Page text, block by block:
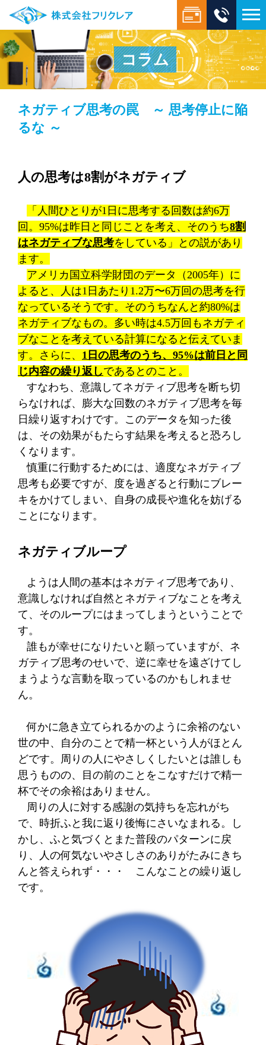
コラム
ネガティブ思考の罠 ～ 思考停止に陥
るな ～
人の思考は8割がネガティブ
「人間ひとりが1 日に思考する回数は約6万
回。 95%は昨日と同じことを考え、そのうち8割
はネガティブな思考をしている」との説があり
ます。
アメリカ国立科学財団のデータ（2005年）に
よると、人は1 日あたり 1.2万〜6万回の思考を行
なっているそうです。そのうちなんと約80%は
ネガティブなもの。多い時は4.5万回もネガティ
ブなことを考えている計算になると伝えていま
す。さらに、 1 日の思考のうち、 95%は前日と同
じ内容の繰り返しであるとのこと。
すなわち、意識してネガティブ思考を断ち切
らなければ、膨大な回数のネガティブ思考を毎
日繰り返すわけです。このデータを知った後
は、その効果がもたらす結果を考えると恐ろし
くなります。
慎重に行動するためには、適度なネガティブ
思考も必要ですが、度を過ぎると行動にブレー
キをかけてしまい、自身の成長や進化を妨げる
ことになります。
ネガティブループ
ようは人間の基本はネガティブ思考であり、
意識しなければ自然とネガティブなことを考え
て、そのループにはまってしまうということで
す。
誰もが幸せになりたいと願っていますが、ネ
ガティブ思考のせいで、逆に幸せを遠ざけてし
まうような言動を取っているのかもしれませ
ん。
何かに急き立てられるかのように余裕のない
世の中、自分のことで精一杯という人がほとん
どです。周りの人にやさしくしたいとは誰しも
思うものの、目の前のことをこなすだけで精一
杯でその余裕はありません。
周りの人に対する感謝の気持ちを忘れがち
で、時折ふと我に返り後悔にさいなまれる。し
かし、ふと気づくとまた普段のパターンに戻
り、人の何気ないやさしさのありがたみにきち
んと答えられず・・・ こんなことの繰り返し
です。